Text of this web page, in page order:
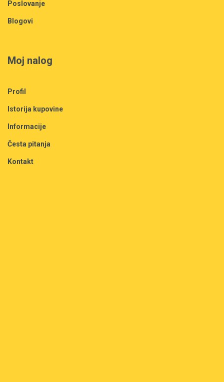
Poslovanje
Blogovi
Moj nalog
Profil
Istorija kupovine
Informacije
Česta pitanja
Kontakt